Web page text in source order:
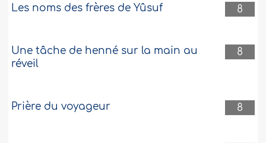
8
Les noms des frères de Yûsuf
8
Une tâche de henné sur la main au
réveil
8
Prière du voyageur